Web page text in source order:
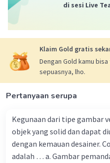
di sesi Live
Klaim Gold gratis
Dengan Gold kamu
sepuasnya, lho.
Pertanyaan serupa
Kegunaan dari tipe gambar
objek yang solid dan dapat
dengan kemauan desainer.
adalah … a. Gambar pemandangan b. Foto tumbuhan c.